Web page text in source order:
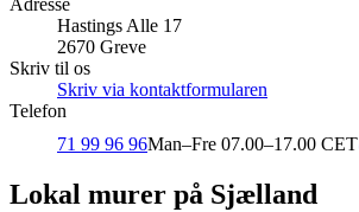
Adresse
Hastings Alle 17
2670 Greve
Skriv til os
Skriv via kontaktformularen
Telefon
71 99 96 96Man–Fre 07.00–17.00 CET
Lokal murer på Sjælland